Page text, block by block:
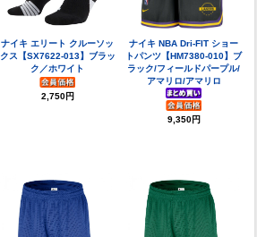
ナイキ エリート クルーソッ
クス【SX7622-013】ブラッ
ク／ホワイト
2,750円
ナイキ NBA Dri-FIT ショー
トパンツ【HM7380-010】ブ
ラック/フィールドパープル/
アマリロ/アマリロ
9,350円